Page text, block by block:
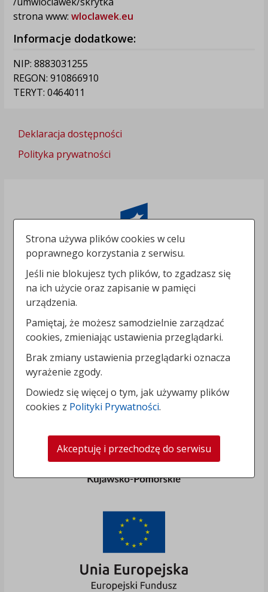
strona www: wloclawek.eu
Informacje dodatkowe:
NIP: 8883031255
REGON: 910866910
TERYT: 0464011
Deklaracja dostępności
Polityka prywatności
Strona używa plików cookies w celu
poprawnego korzystania z serwisu.
Jeśli nie blokujesz tych plików, to zgadzasz się
na ich użycie oraz zapisanie w pamięci
urządzenia.
Pamiętaj, że możesz samodzielnie zarządzać
cookies, zmieniając ustawienia przeglądarki.
Brak zmiany ustawienia przeglądarki oznacza
wyrażenie zgody.
Dowiedz się więcej o tym, jak używamy plików
cookies z Polityki Prywatności.
Akceptuję i przechodzę do serwisu